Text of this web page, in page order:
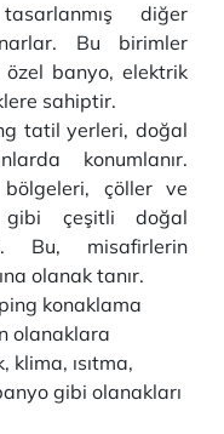
diğer
Bu birimler
banyo, elektrik
sahiptir.
tatil yerleri, doğal
konumlanır.
çöller ve
çeşitli doğal
Bu, misafirlerin
olanak tanır.
konaklama
olanaklara
ısıtma,
gibi olanakları